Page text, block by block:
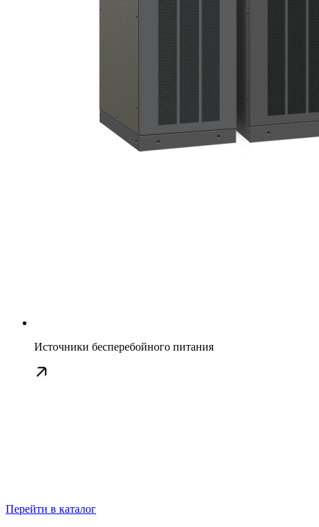
Источники бесперебойного питания
Перейти в каталог